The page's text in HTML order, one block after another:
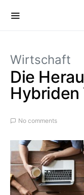
Wirtschaft
Die
Hybriden
No comments